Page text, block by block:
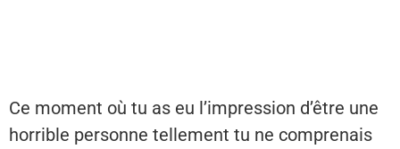
Ce moment où tu as eu l’impression d’être une
horrible personne tellement tu ne comprenais